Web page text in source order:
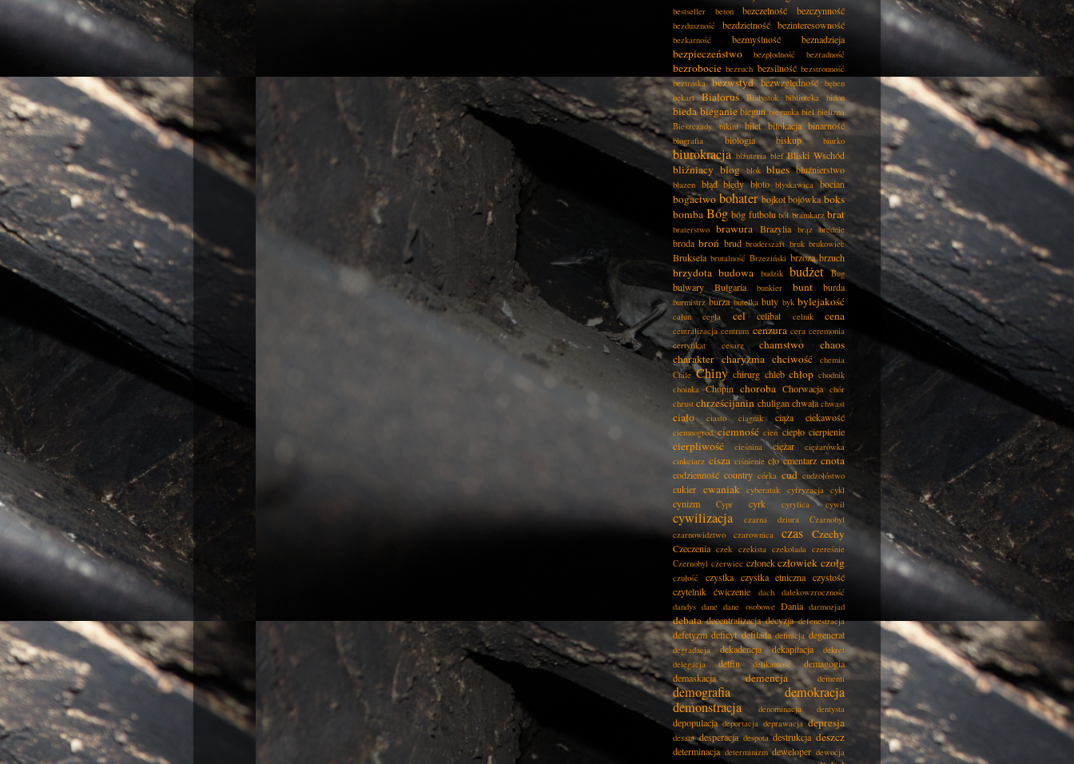
bestseller
beton bezczelność bezczynność
bezduszność bezdzietność bezinteresowność
bezkarność bezmyślność beznadzieja
bezpieczeństwo bezpłodność bezradność
bezrobocie bezruch bezsilność bezstronność
beztroska bezwstyd bezwzględność bęben
bękart
Białoruś Białystok biblioteka bidon
bieda bieganie biegun biegunka biel bielizna
Bieszczady
bikini bilet bilokacja binarność
biografia biologia biskup biurko
biurokracja biżuteria blef Bliski Wschód
bliźniacy blog blok blues bluźnierstwo
błazen błąd błędy błoto błyskawica bocian
bogactwo bohater bojkot bojówka boks
bomba Bóg bóg futbolu ból bramkarz brat
braterstwo brawura Brazylia brąz brednie
broda broń brud bruderszaft bruk brukowiec
Bruksela brutalność Brzeziński brzoza brzuch
brzydota budowa budzik budżet Bug
bulwary Bułgaria bunkier bunt burda
burmistrz burza butelka buty byk bylejakość
całun cegła cel celibat celnik cena
centralizacja centrum cenzura cera ceremonia
certyfikat
cesarz chamstwo
chaos
charakter charyzma chciwość
chemia
Chile Chiny chirurg chleb chłop chodnik
choinka Chopin choroba Chorwacja chór
chrust chrześcijanin chuligan chwała chwast
ciało ciasto ciągnik ciąża ciekawość
ciemnogród ciemność cień ciepło cierpienie
cierpliwość cieśnina ciężar
ciężarówka
cinkciarz cisza ciśnienie cło cmentarz cnota
codzienność country córka cud cudzołóstwo
cukier cwaniak cyberatak cyfryzacja cykl
cynizm Cypr cyrk cyrylica cywil
cywilizacja czarna dziura
Czarnobyl
czarnowidztwo
czarownica czas Czechy
Czeczenia czek czekista czekolada czereśnie
Czernobyl czerwiec członek człowiek czołg
czułość czystka czystka etniczna czystość
czytelnik ćwiczenie dach
dalekowzroczność
dandys dane dane osobowe Dania darmozjad
debata decentralizacja decyzja defenestracja
defetyzm deficyt defilada definicja degenerat
degradacja dekadencja dekapitacja
dekret
delegacja
delfin delikatność
demagogia
demaskacja
demencja dementi
demografia
demokracja
demonstracja
denominacja dentysta
depopulacja deportacja deprawacja depresja
desant desperacja despota destrukcja deszcz
determinacja determinizm deweloper dewocja